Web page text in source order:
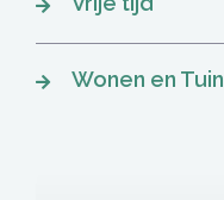
Wonen en Tuin